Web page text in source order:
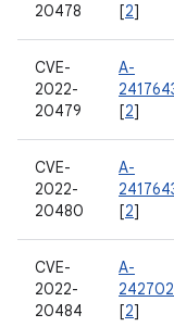
20478
[2]
CVE-
2022-
20479
A-
[2]
CVE-
2022-
20480
A-
[2]
CVE-
2022-
20484
A-
[2]